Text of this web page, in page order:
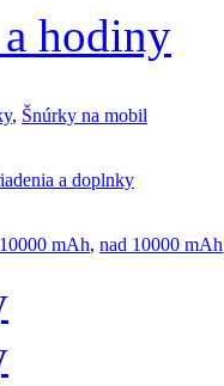
hodiny
, Šnúrky na mobil
a doplnky
mAh, nad 10000 mAh